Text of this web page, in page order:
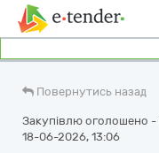
Повернутись назад
Закупівлю оголошено -
18-06-2026, 13:06